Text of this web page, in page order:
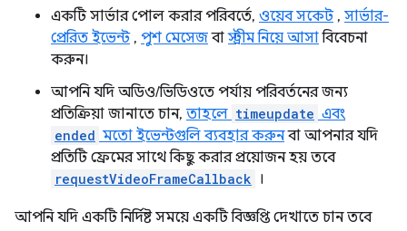
একটি সার্ভার পোল করার পরিবর্তে, ওয়েব সকেট, সার্ভার-
প্রেরিত ইভেন্ট, পুশ মেসেজবাস্ট্রীম নিয়ে আসাবিবেচনা
করুন।
আপনি যদি অডিও/ভিডিওতে পর্যায় পরিবর্তনের জন্য
প্রতিক্রিয়া জানাতে চান, তাহলে timeupdate এবং
ended মতো ইভেন্টগুলি ব্যবহার করুনবা আপনার যদি
প্রতিটি ফ্রেমের সাথে কিছু করার প্রয়োজন হয় তবে
requestVideoFrameCallback ।
আপনি যদি একটি নির্দিষ্ট সময়ে একটি বিজ্ঞপ্তি দেখাতে চান তবে